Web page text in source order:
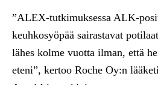
”ALEX-tutkimuksessa ALK-
keuhkosyöpää sairastavat
lähes kolme vuotta ilman, että
eteni”, kertoo Roche Oy:n